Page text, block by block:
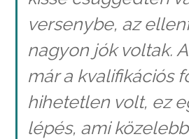
versenybe, az
nagyon jók voltak.
már a kvalifikációs
hihetetlen volt, ez
lépés, ami